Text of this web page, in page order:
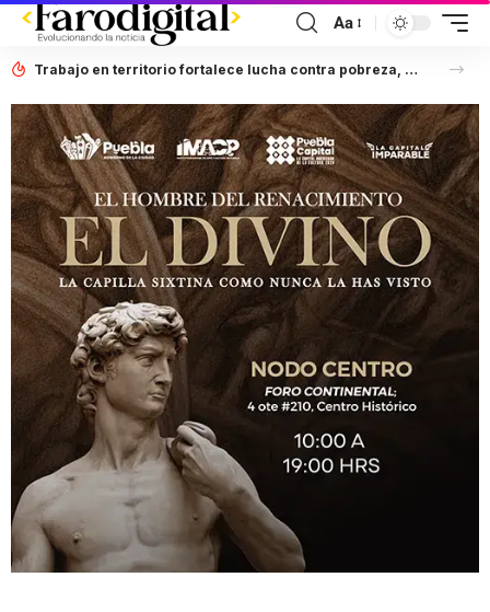
Aa
Trabajo en territorio fortalece lucha contra pobreza, afirma Laura Artemisa